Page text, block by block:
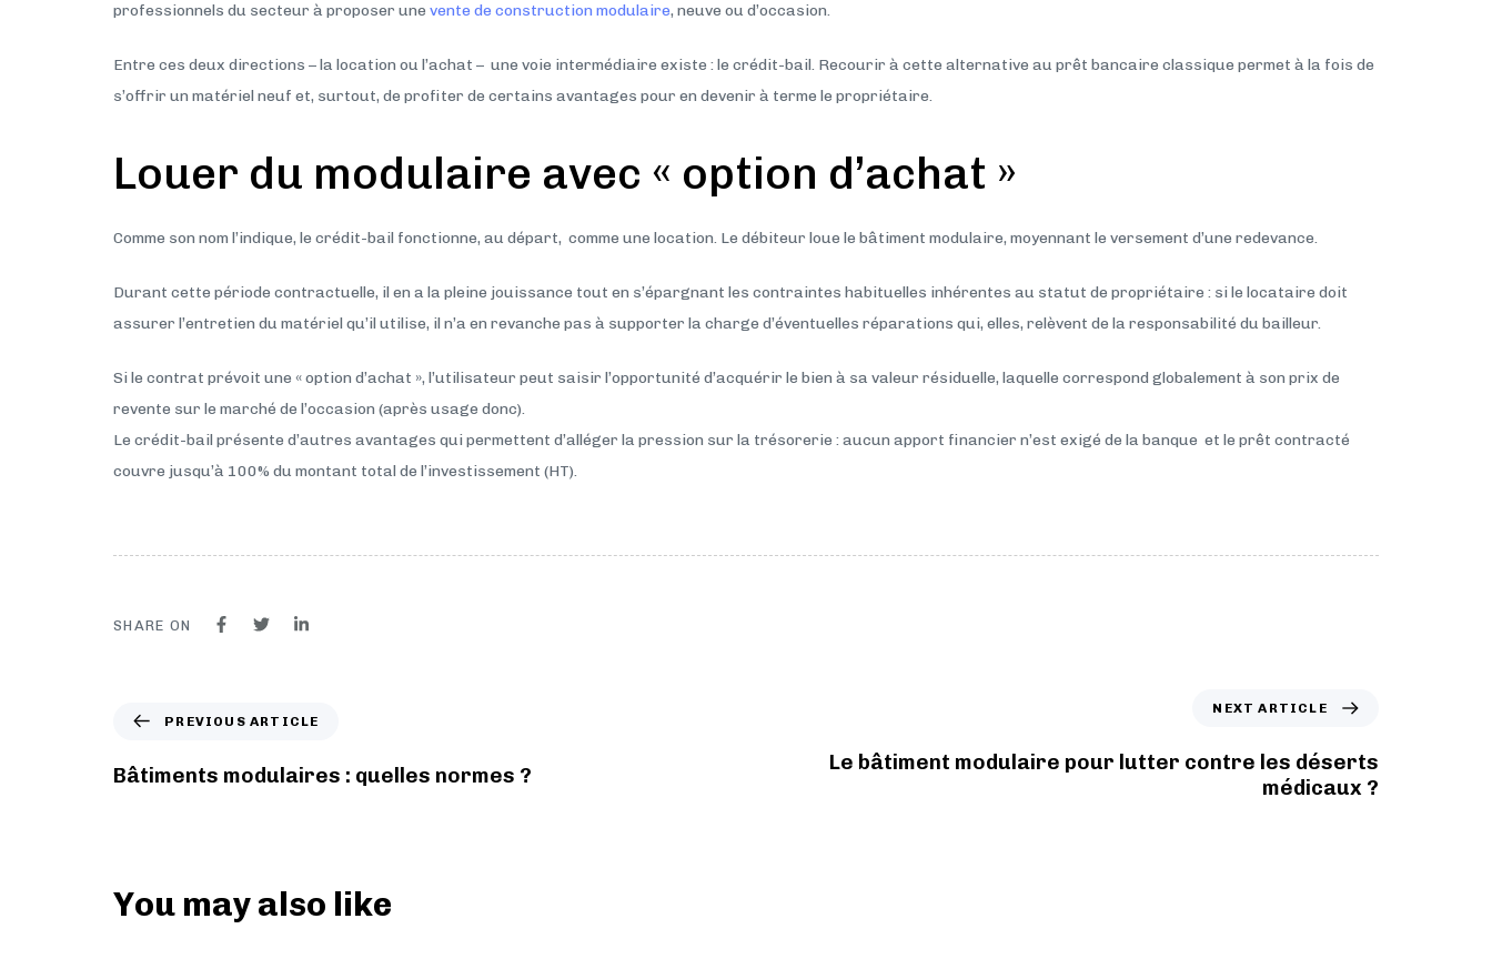
professionnels du secteur à proposer une vente de construction modulaire, neuve ou d’occasion.
Entre ces deux directions – la location ou l’achat – une voie intermédiaire existe : le crédit-bail. Recourir à cette alternative au prêt bancaire classique permet à la fois de
s’offrir un matériel neuf et, surtout, de profiter de certains avantages pour en devenir à terme le propriétaire.
Louer du modulaire avec « option d’achat »
Comme son nom l’indique, le crédit-bail fonctionne, au départ, comme une location. Le débiteur loue le bâtiment modulaire, moyennant le versement d’une redevance.
Durant cette période contractuelle, il en a la pleine jouissance tout en s’épargnant les contraintes habituelles inhérentes au statut de propriétaire : si le locataire doit
assurer l’entretien du matériel qu’il utilise, il n’a en revanche pas à supporter la charge d’éventuelles réparations qui, elles, relèvent de la responsabilité du bailleur.
Si le contrat prévoit une « option d’achat », l’utilisateur peut saisir l’opportunité d’acquérir le bien à sa valeur résiduelle, laquelle correspond globalement à son prix de
revente sur le marché de l’occasion (après usage donc).
Le crédit-bail présente d’autres avantages qui permettent d’alléger la pression sur la trésorerie : aucun apport financier n’est exigé de la banque et le prêt contracté
couvre jusqu’à 100% du montant total de l’investissement (HT).
SHARE ON
PREVIOUS ARTICLE
Bâtiments modulaires : quelles normes ?
NEXT ARTICLE
Le bâtiment modulaire pour lutter contre les déserts
médicaux ?
You may also like